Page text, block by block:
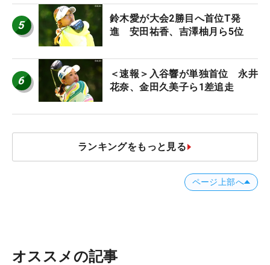
5
鈴木愛が大会2勝目へ首位T発
進 安田祐香、吉澤柚月ら5位
6
＜速報＞入谷響が単独首位 永井
花奈、金田久美子ら1差追走
ランキングをもっと見る
ページ上部へ
オススメの記事